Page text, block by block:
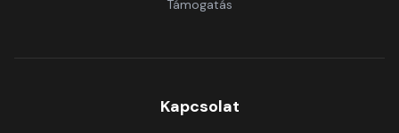
Támogatás
Kapcsolat